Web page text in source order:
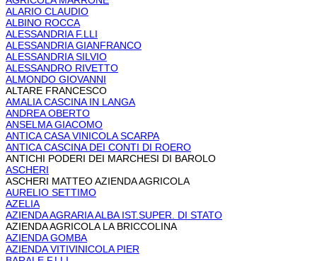
ALARIO CLAUDIO
ALBINO ROCCA
ALESSANDRIA F.LLI
ALESSANDRIA GIANFRANCO
ALESSANDRIA SILVIO
ALESSANDRO RIVETTO
ALMONDO GIOVANNI
ALTARE FRANCESCO
AMALIA CASCINA IN LANGA
ANDREA OBERTO
ANSELMA GIACOMO
ANTICA CASA VINICOLA SCARPA
ANTICA CASCINA DEI CONTI DI ROERO
ANTICHI PODERI DEI MARCHESI DI BAROLO
ASCHERI
ASCHERI MATTEO AZIENDA AGRICOLA
AURELIO SETTIMO
AZELIA
AZIENDA AGRARIA ALBA IST.SUPER. DI STATO
AZIENDA AGRICOLA LA BRICCOLINA
AZIENDA GOMBA
AZIENDA VITIVINICOLA PIER